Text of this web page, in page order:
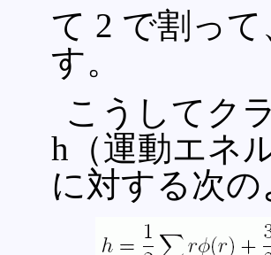
て 2 で割って
す。
こうしてク
h（運動エネ
に対する次